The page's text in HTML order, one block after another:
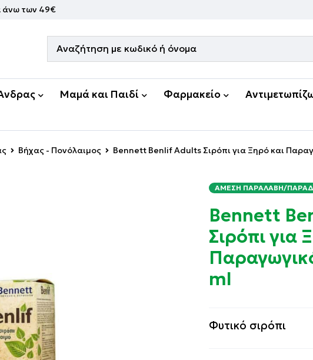
άνω των 49€
Μαμά και Παιδί Φαρμακείο
Βήχας - Πονόλαιμος Bennett Benlif Adults Σιρόπι για Ξηρό και
ΆΜΕΣΗ ΠΑΡΑΛΑΒΉ/
Bennett
Σιρόπι για
ml
Φυτικό σιρόπι